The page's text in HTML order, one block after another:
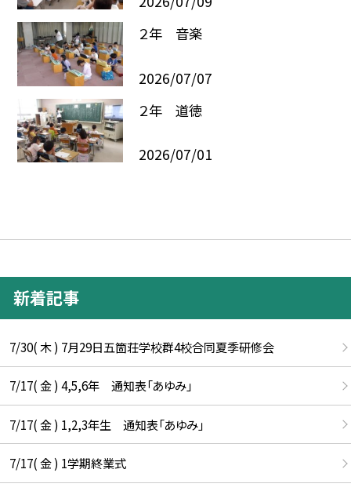
２年 音楽
2026/07/07
２年 道徳
2026/07/01
新着記事
7/30( 木 ) 7月29日五箇荘学校群4校合同夏季研修会
7/17( 金 ) 4,5,6年 通知表「あゆみ」
7/17( 金 ) 1,2,3年生 通知表「あゆみ」
7/17( 金 ) 1学期終業式